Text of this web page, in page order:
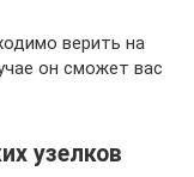
верить на
он сможет вас
узелков